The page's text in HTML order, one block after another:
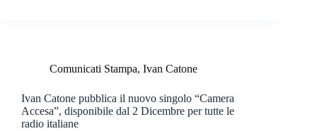
Comunicati Stampa, Ivan Catone
Ivan Catone pubblica il nuovo singolo “Camera
Accesa”, disponibile dal 2 Dicembre per tutte le
radio italiane